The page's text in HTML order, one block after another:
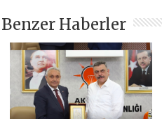
Benzer Haberler